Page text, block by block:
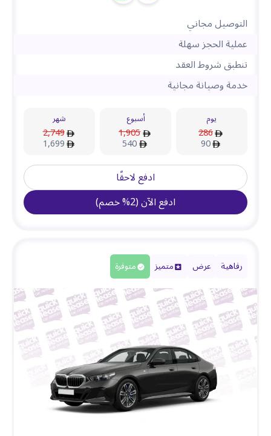
التوصيل مجاني
عملية الحجز سهلة
تنطبق شروط العقد
خدمة وصيانة مجانية
يوم
286
90
أسبوع
1,905
540
شهر
2,749
1,699
ادفع لاحقًا
ادفع الآن(
2
%خصم)
رفاهية عرض متميز متوفرة